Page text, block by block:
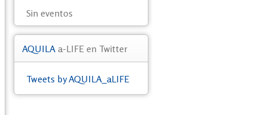
Sin eventos
AQUILA a-LIFE en Twitter
Tweets by AQUILA_aLIFE